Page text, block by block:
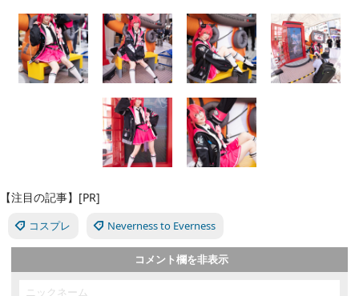
【注目の記事】[PR]
コスプレ Neverness to Everness
コメント欄を非表示